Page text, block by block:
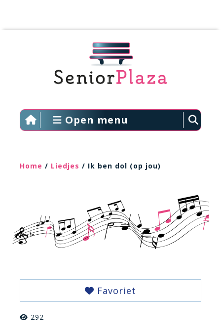
Open menu
Home / Liedjes / Ik ben dol (op jou)
Favoriet
292